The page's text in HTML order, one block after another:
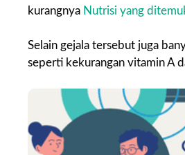
kurangnya Nutrisi yang
Selain gejala tersebut juga
seperti kekurangan vitamin A